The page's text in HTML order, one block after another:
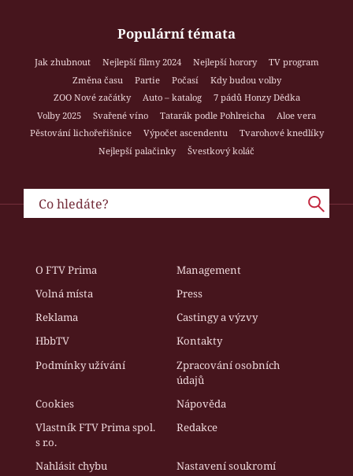
Populární témata
Jak zhubnout Nejlepší filmy 2024 Nejlepší horory
TV program
Změna času
Partie Počasí
Kdy budou volby
ZOO Nové začátky
Auto – katalog
7 pádů Honzy Dědka
Volby 2025
Svařené víno Tatarák podle Pohlreicha
Aloe vera
Pěstování lichořeřišnice
Výpočet ascendentu
Tvarohové knedlíky
Nejlepší palačinky
Švestkový koláč
O FTV Prima
Management
Volná místa
Press
Reklama
Castingy a výzvy
HbbTV
Kontakty
Podmínky užívání
Zpracování osobních
údajů
Cookies
Nápověda
Vlastník FTV Prima spol.
s r.o.
Redakce
Nahlásit chybu Nastavení soukromí